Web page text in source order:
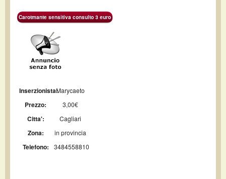
Carotmante sensitiva consulto 3 euro
Inserzionista:Marycaeto
Prezzo: 3,00€
Citta': Cagliari
Zona: in provincia
Telefono: 3484558810